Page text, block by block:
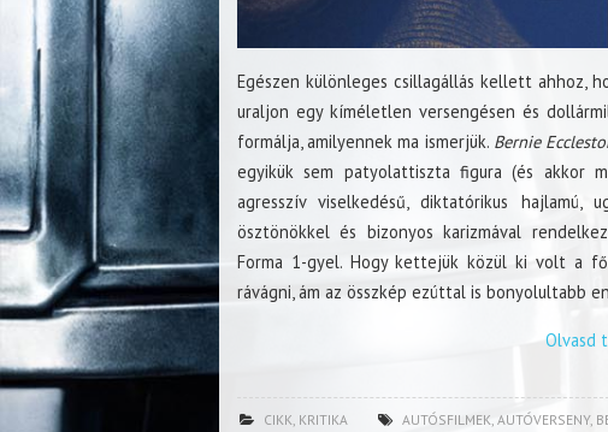
Egészen különleges csillagállás kellett ahhoz,
uraljon egy kíméletlen versengésen és
formálja, amilyennek ma ismerjük. Bernie
egyikük sem patyolattiszta figura (és akkor
agresszív viselkedésű, diktatórikus hajlamú,
ösztönökkel és bizonyos karizmával
Forma 1-gyel. Hogy kettejük közül ki volt a
rávágni, ám az összkép ezúttal is bonyolultabb
Olvasd
CIKK, KRITIKA AUTÓSFILMEK, AUTÓVERSENY,